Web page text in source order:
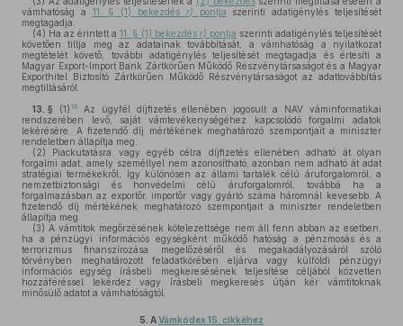
vámhatóság a 11. § (1) bekezdés r) pontja szerinti adatigénylés teljesítését
megtagadja.
(4) Ha az érintett a 11. § (1) bekezdés r) pontja szerinti adatigénylés teljesítését
követően tiltja meg az adatainak továbbítását, a vámhatóság a nyilatkozat
megtételét követő, további adatigénylés teljesítését megtagadja és értesíti a
Magyar Export-Import Bank Zártkörűen Működő Részvénytársaságot és a Magyar
Exporthitel Biztosító Zártkörűen Működő Részvénytársaságot az adattovábbítás
megtiltásáról.
13. § (1) 18Az ügyfél díjfizetés ellenében jogosult a NAV váminformatikai
rendszerében levő, saját vámtevékenységéhez kapcsolódó forgalmi adatok
lekérésére. A fizetendő díj mértékének meghatározó szempontjait a miniszter
rendeletben állapítja meg.
(2) Piackutatásra vagy egyéb célra díjfizetés ellenében adható át olyan
forgalmi adat, amely személlyel nem azonosítható, azonban nem adható át adat
stratégiai termékekről, így különösen az állami tartalék célú áruforgalomról, a
nemzetbiztonsági és honvédelmi célú áruforgalomról, továbbá ha a
forgalmazásban az exportőr, importőr vagy gyártó száma háromnál kevesebb. A
fizetendő díj mértékének meghatározó szempontjait a miniszter rendeletben
állapítja meg.
(3) A vámtitok megőrzésének kötelezettsége nem áll fenn abban az esetben,
ha a pénzügyi információs egységként működő hatóság a pénzmosás és a
terrorizmus finanszírozása megelőzéséről és megakadályozásáról szóló
törvényben meghatározott feladatkörében eljárva vagy külföldi pénzügyi
információs egység írásbeli megkeresésének teljesítése céljából közvetlen
hozzáféréssel lekérdez vagy írásbeli megkeresés útján kér vámtitoknak
minősülő adatot a vámhatóságtól.
5. AVámkódex 15. cikkéhez